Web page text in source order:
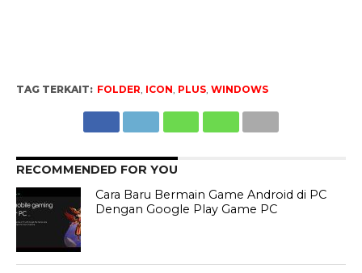
TAG TERKAIT: FOLDER, ICON, PLUS, WINDOWS
RECOMMENDED FOR YOU
Cara Baru Bermain Game Android di PC
Dengan Google Play Game PC